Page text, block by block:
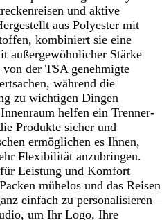
und aktive
aus Polyester mit
kombiniert sie eine
außergewöhnlicher Stärke
der TSA genehmigte
während die
zu wichtigen Dingen
helfen ein Trenner-
Produkte sicher und
ermöglichen es Ihnen,
Flexibilität anzubringen.
Leistung und Komfort
mühelos und das Reisen
einfach zu personalisieren –
um Ihr Logo, Ihre